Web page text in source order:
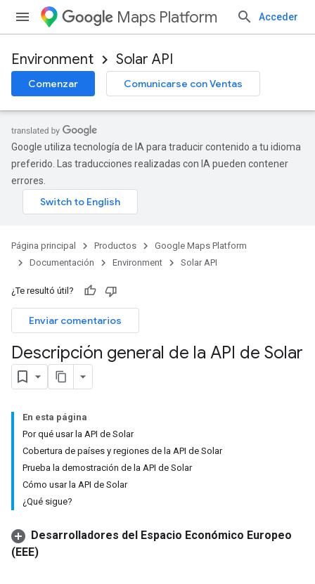
Maps Platform Acceder
Environment Solar API
Comenzar Comunicarse con Ventas
Google utiliza tecnología de IA para traducir contenido a tu idioma
preferido. Las traducciones realizadas con IA pueden contener
errores.
Página principal Productos
Google Maps Platform
Documentación
Environment Solar API
¿Te resultó útil?
Enviar comentarios
Descripción general de la API de Solar
En esta página
Por qué usar la API de Solar
Cobertura de países y regiones de la API de Solar
Prueba la demostración de la API de Solar
Cómo usar la API de Solar
¿Qué sigue?
Desarrolladores del Espacio Económico Europeo
(EEE)